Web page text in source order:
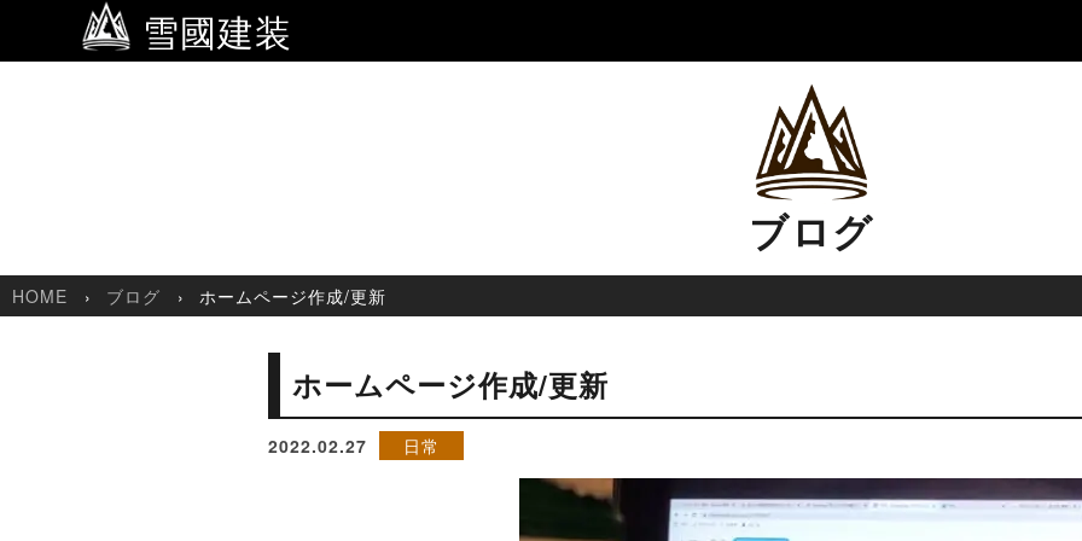
雪國建装
ブログ
HOME ブログ ホームページ作成/更新
ホームページ作成/更新
2022.02.27 日常